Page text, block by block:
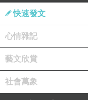
拿下26分、12籃
籃板掌握，堪稱
續火熱手感拿
Clarkson)18分、
公牛全場以巴特
快速發文
心情雜記
藝文欣賞
社會萬象